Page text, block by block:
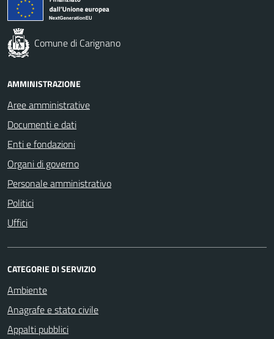
Comune di Carignano
AMMINISTRAZIONE
Aree amministrative
Documenti e dati
Enti e fondazioni
Organi di governo
Personale amministrativo
Politici
Uffici
CATEGORIE DI SERVIZIO
Ambiente
Anagrafe e stato civile
Appalti pubblici